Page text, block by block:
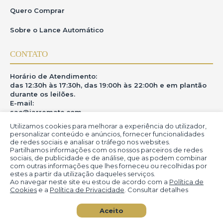
Utilizamos cookies para melhorar a experiência do utilizador,
personalizar conteúdo e anúncios, fornecer funcionalidades
de redes sociais e analisar o tráfego nos websites.
Partilhamos informações com os nossos parceiros de redes
sociais, de publicidade e de análise, que as podem combinar
com outras informações que lhes forneceu ou recolhidas por
estes a partir da utilização daqueles serviços.
Ao navegar neste site eu estou de acordo com a Política de
Cookies e a Política de Privacidade . Consultar detalhes
Aceito
Quero Comprar
Sobre o Lance Automático
CONTATO
Horário de Atendimento:
das 12:30h às 17:30h, das 19:00h às 22:00h e em plantão
durante os leilões.
E-mail:
sac@iarremate.com
ONDE ESTAMOS
R. Heitor Modesto, 28 - Estação São Lourenço - MG
CEP: 37470-000
© iArremate - Portal de Arte (2013-2026)